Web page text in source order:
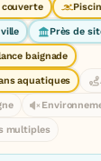
couverte
Près de
baignade
aquatiques
multiples